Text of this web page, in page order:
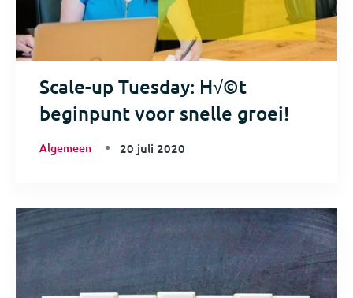
Scale-up Tuesday: H√©t
beginpunt voor snelle groei!
Algemeen 20 juli 2020